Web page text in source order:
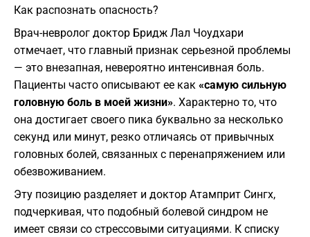
​Как распознать опасность?
​Врач-невролог доктор Бридж Лал Чоудхари
отмечает, что главный признак серьезной проблемы
— это внезапная, невероятно интенсивная боль.
Пациенты часто описывают ее как «самую сильную
головную боль в моей жизни». Характерно то, что
она достигает своего пика буквально за несколько
секунд или минут, резко отличаясь от привычных
головных болей, связанных с перенапряжением или
обезвоживанием.
​Эту позицию разделяет и доктор Атамприт Сингх,
подчеркивая, что подобный болевой синдром не
имеет связи со стрессовыми ситуациями. К списку